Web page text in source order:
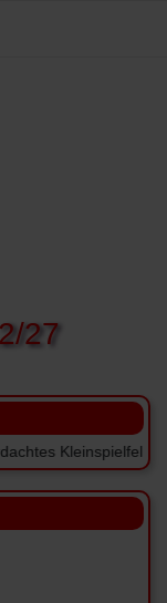
27
Kleinspielfeld